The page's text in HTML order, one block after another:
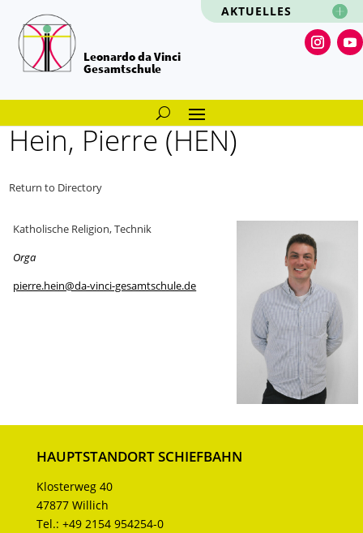
AKTUELLES
Leonardo da Vinci
Gesamtschule
Hein, Pierre (HEN)
Return to Directory
Katholische Religion, Technik
Orga
pierre.hein@da-vinci-gesamtschule.de
HAUPTSTANDORT SCHIEFBAHN
Klosterweg 40
47877 Willich
Tel.: +49 2154 954254-0